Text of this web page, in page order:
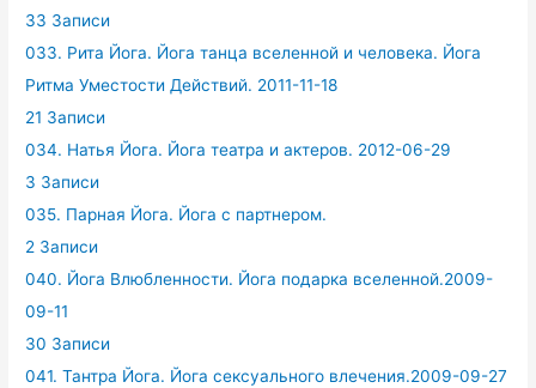
33 Записи
033. Рита Йога. Йога танца вселенной и человека. Йога
Ритма Уместости Действий. 2011-11-18
21 Записи
034. Натья Йога. Йога театра и актеров. 2012-06-29
3 Записи
035. Парная Йога. Йога с партнером.
2 Записи
040. Йога Влюбленности. Йога подарка вселенной.2009-
09-11
30 Записи
041. Тантра Йога. Йога сексуального влечения.2009-09-27